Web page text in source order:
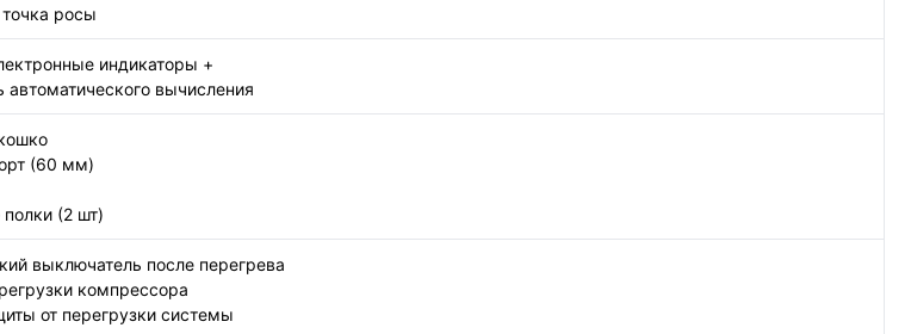
росы
индикаторы +
автоматического вычисления
(60 мм)
(2 шт)
выключатель после перегрева
компрессора
от перегрузки системы